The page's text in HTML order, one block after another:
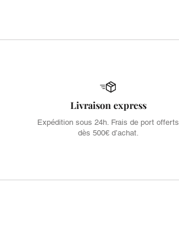
Livraison express
Expédition sous 24h. Frais de port offerts
dès 500€ d’achat.